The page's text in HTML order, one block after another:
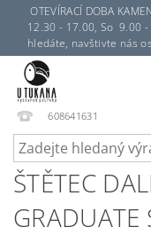
OTEVÍRACÍ DOBA
12.30 - 17.00, So 9.00
hledáte, navštivte nás
608641631
ŠTĚTEC
GRADUATE